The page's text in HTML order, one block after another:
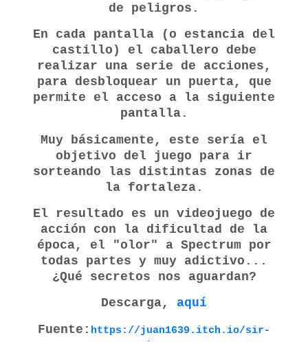
de peligros.
En cada pantalla (o estancia del
castillo) el caballero debe
realizar una serie de acciones,
para desbloquear un puerta, que
permite el acceso a la siguiente
pantalla.
Muy básicamente, este sería el
objetivo del juego para ir
sorteando las distintas zonas de
la fortaleza.
El resultado es un videojuego de
acción con la dificultad de la
época, el "olor" a Spectrum por
todas partes y muy adictivo...
¿Qué secretos nos aguardan?
Descarga, aquí
Fuente: https://juan1639.itch.io/sir-